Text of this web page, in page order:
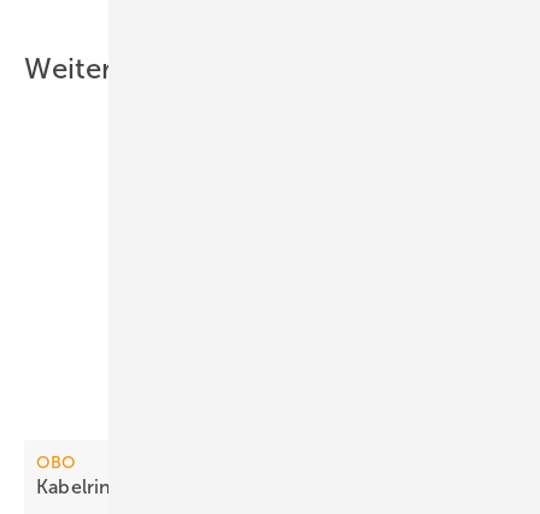
Weitere Inhalte
OBO
Kabelrinne für Stützabstände bis 7